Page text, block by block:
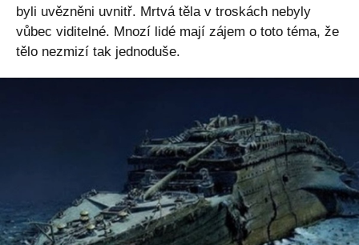
byli uvězněni uvnitř. Mrtvá těla v troskách nebyly
vůbec viditelné. Mnozí lidé mají zájem o toto téma, že
tělo nezmizí tak jednoduše.